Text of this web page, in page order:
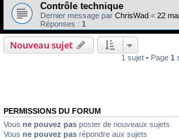
Contrôle technique
Dernier message par ChrisWad « 22
Réponses : 1
Nouveau sujet
1 sujet • Page 1
PERMISSIONS DU FORUM
Vous ne pouvez pas poster de nouveaux sujets
Vous ne pouvez pas répondre aux sujets